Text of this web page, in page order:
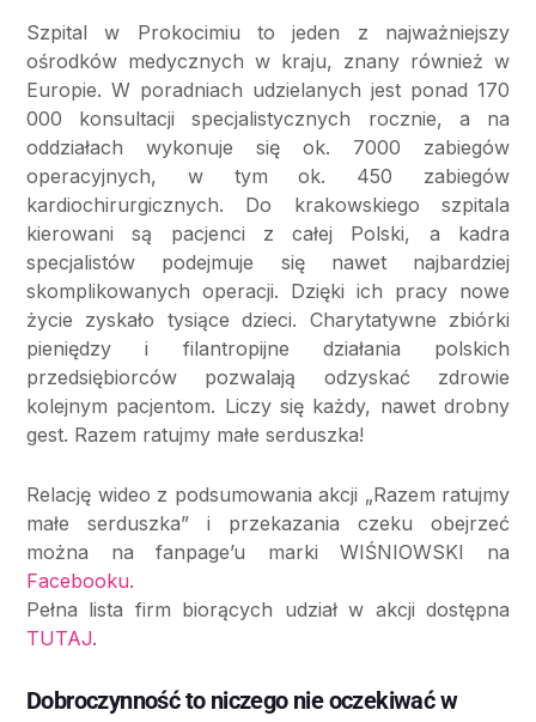
Szpital w Prokocimiu to jeden z najważniejszy
ośrodków medycznych w kraju, znany również w
Europie. W poradniach udzielanych jest ponad 170
000 konsultacji specjalistycznych rocznie, a na
oddziałach wykonuje się ok. 7000 zabiegów
operacyjnych, w tym ok. 450 zabiegów
kardiochirurgicznych. Do krakowskiego szpitala
kierowani są pacjenci z całej Polski, a kadra
specjalistów podejmuje się nawet najbardziej
skomplikowanych operacji. Dzięki ich pracy nowe
życie zyskało tysiące dzieci. Charytatywne zbiórki
pieniędzy i filantropijne działania polskich
przedsiębiorców pozwalają odzyskać zdrowie
kolejnym pacjentom. Liczy się każdy, nawet drobny
gest. Razem ratujmy małe serduszka!
Relację wideo z podsumowania akcji „Razem ratujmy
małe serduszka” i przekazania czeku obejrzeć
można na fanpage’u marki WIŚNIOWSKI na
Facebooku.
Pełna lista firm biorących udział w akcji dostępna
TUTAJ.
Dobroczynność to niczego nie oczekiwać w